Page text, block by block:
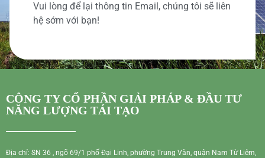
Vui lòng để lại thông tin Email, chúng tôi sẽ liên
hệ sớm với bạn!
CÔNG TY CỔ PHẦN GIẢI PHÁP & ĐẦU TƯ
NĂNG LƯỢNG TÁI TẠO
Địa chỉ: SN 36 , ngõ 69/1 phố Đại Linh, phường Trung Văn, quận Nam Từ Liêm,